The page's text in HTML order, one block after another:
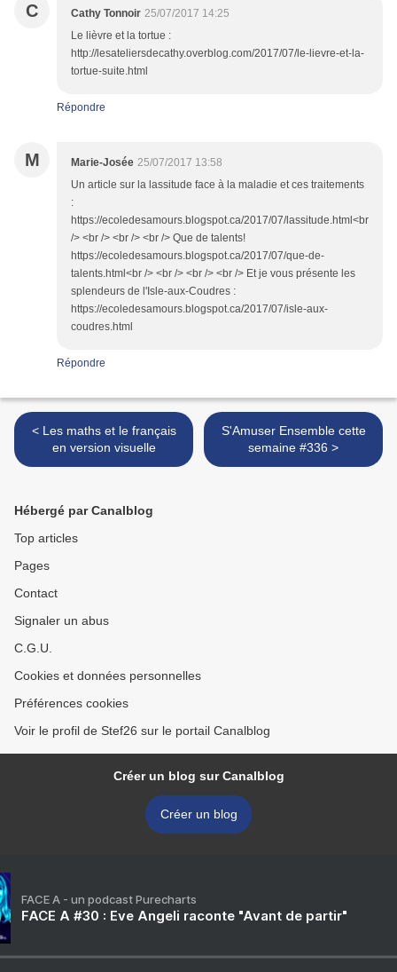
C Cathy Tonnoir 25/07/2017 14:25
Le lièvre et la tortue :
http://lesateliersdecathy.overblog.com/2017/07/le-lievre-et-la-
tortue-suite.html
Répondre
M Marie-Josée 25/07/2017 13:58
Un article sur la lassitude face à la maladie et ces traitements
:
https://ecoledesamours.blogspot.ca/2017/07/lassitude.html<br
/> <br /> <br /> <br /> Que de talents!
https://ecoledesamours.blogspot.ca/2017/07/que-de-
talents.html<br /> <br /> <br /> <br /> Et je vous présente les
splendeurs de l'Isle-aux-Coudres :
https://ecoledesamours.blogspot.ca/2017/07/isle-aux-
coudres.html
Répondre
< Les maths et le français
en version visuelle
S'Amuser Ensemble cette
semaine #336 >
Hébergé par Canalblog
Top articles
Pages
Contact
Signaler un abus
C.G.U.
Cookies et données personnelles
Préférences cookies
Voir le profil de Stef26 sur le portail Canalblog
Créer un blog sur Canalblog
Créer un blog
FACE A - un podcast Purecharts
FACE A #30 : Eve Angeli raconte "Avant de partir"